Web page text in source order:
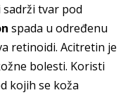
tvar pod
spada u određenu
retinoidi. Acitretin je
bolesti. Koristi
kojih se koža